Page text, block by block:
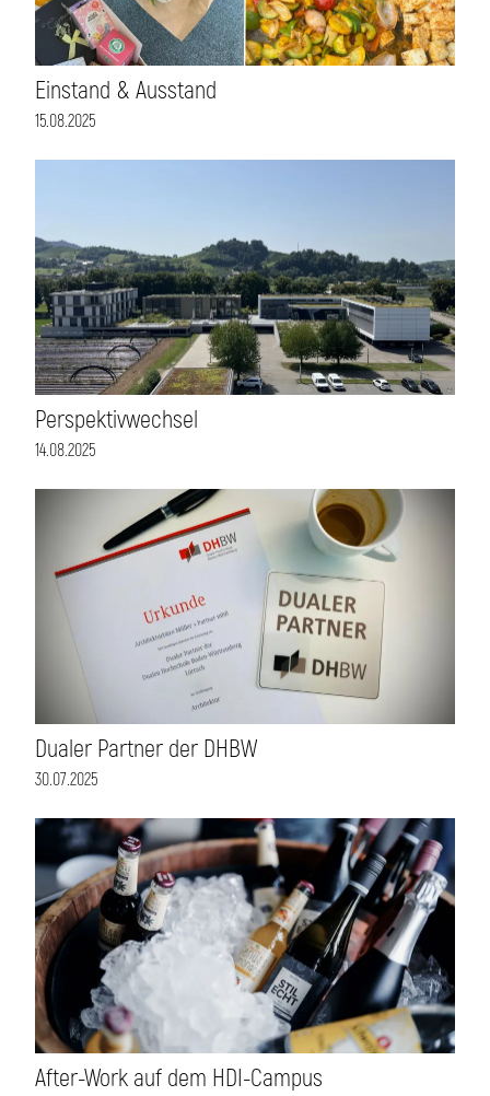
Einstand & Ausstand
15.08.2025
Perspektivwechsel
14.08.2025
Dualer Partner der DHBW
30.07.2025
After-Work auf dem HDI-Campus